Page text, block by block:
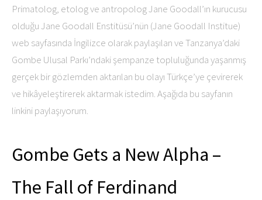
Primatolog, etolog ve antropolog Jane Goodall’ın kurucusu
olduğu Jane Goodall Enstitüsü’nün (Jane Goodall Institue)
web sayfasında İngilizce olarak paylaşılan ve Tanzanya’daki
Gombe Ulusal Parkı’ndaki şempanze topluluğunda yaşanmış
gerçek bir gözlemden aktarılan bu olayı Türkçe’ye çevirerek
ve hikâyeleştirerek aktarmak istedim. Aşağıda bu sayfanın
linkini paylaşıyorum.
Gombe Gets a New Alpha –
The Fall of Ferdinand